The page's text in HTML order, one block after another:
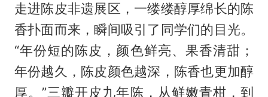
走进陈皮非遗展区，一缕缕醇厚绵长的陈
香扑面而来，瞬间吸引了同学们的目光。
“年份短的陈皮，颜色鲜亮、果香清甜；
年份越久，陈皮颜色越深，陈香也更加醇
厚。”三瓣开皮九年陈，从鲜嫩青柑，到